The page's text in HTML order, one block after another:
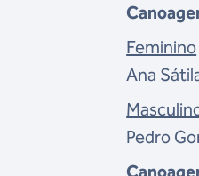
Feminino
Ana
Pedro